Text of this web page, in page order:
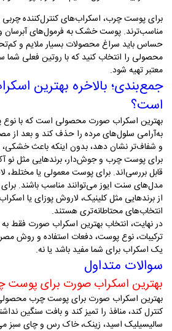
برای پوست چرب، اسکراب‌های کنترل‌کننده چربی
مناسب‌ترند. پوست خشک به فرمول‌های آبرسان
حساس باید سراغ محصولات بسیار ملایم و
محصولی را انتخاب کنید که با روتین فعلی شما
معتبر تهیه شود.
جمع‌بندی؛ بالاخره بهترین
است؟
بهترین اسکراب صورت محصولی است که با نوع
به‌آرامی سلول‌های مرده را حذف کند و بعد از
و شفاف‌تر نشان دهد، بدون اینکه باعث خشکی،
برای پوست چرب و جوش‌دار، برندهایی مثل نو
قابل بررسی‌اند. برای پوست معمولی یا مختلط،
مدل‌های سنت ایوز می‌توانند مناسب باشند.
از برندهایی مثل کلینیک، لاروش پوزای یا
انتخاب‌های محتاطانه‌تری هستند.
در نهایت، انتخاب بهترین اسکراب صورت فقط
ترکیبات، نوع پوست، دفعات استفاده و روش
یک اسکراب برای شما مفید باشد یا نه.
سوالات متداول
بهترین اسکراب صورت برای
بهترین اسکراب صورت برای پوست چرب
کنترل کند، منافذ را تمیز کند و بافت سنگین
سالیسیلیک اسید، زینک، خاک رس و چای سبز